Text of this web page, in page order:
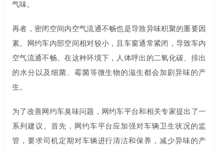
气味。
再者，密闭空间内空气流通不畅也是导致异味积聚的重要因
素。网约车内部空间相对较小，且车窗通常紧闭，导致车内
空气流通不畅。在这种环境下，人体呼出的二氧化碳、排出
的水分以及细菌、霉菌等微生物的滋生都会加剧异味的产
生。
为了改善网约车臭味问题，网约车平台和相关专家提出了一
系列建议。首先，网约车平台应加强对车辆卫生状况的监
管，要求司机定期对车辆进行清洁和保养，减少异味的产